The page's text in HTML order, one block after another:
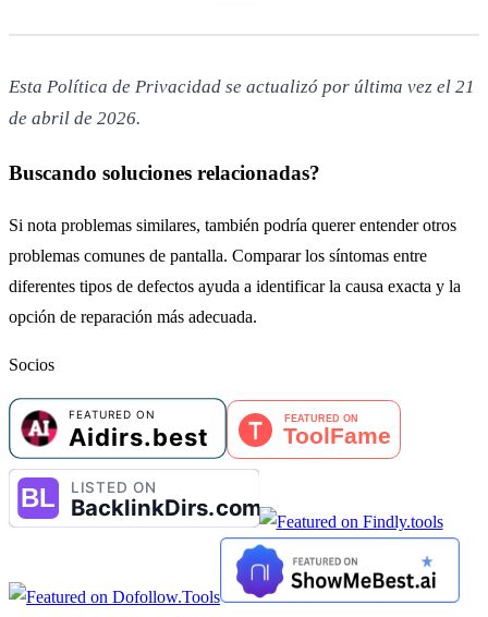
Esta Política de Privacidad se actualizó por última vez el 21
de abril de 2026.
Buscando soluciones relacionadas?
Si nota problemas similares, también podría querer entender otros
problemas comunes de pantalla. Comparar los síntomas entre
diferentes tipos de defectos ayuda a identificar la causa exacta y la
opción de reparación más adecuada.
Socios